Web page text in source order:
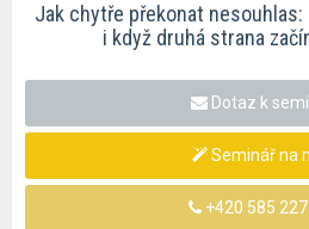
Jak chytře překonat
i když druhá strana
Dotaz k
Seminář na
+420 585